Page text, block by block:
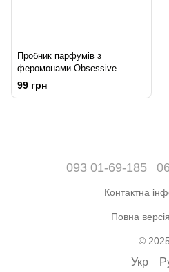
Пробник парфумів з
феромонами Obsessive
Perfume Floral - Woody sample
(1 мл)
99 грн
093 01-69-185
Контактна
Повна
© 2025
Укр